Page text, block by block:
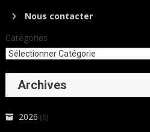
Nous contacter
Catégories
Archives
2026 (6)